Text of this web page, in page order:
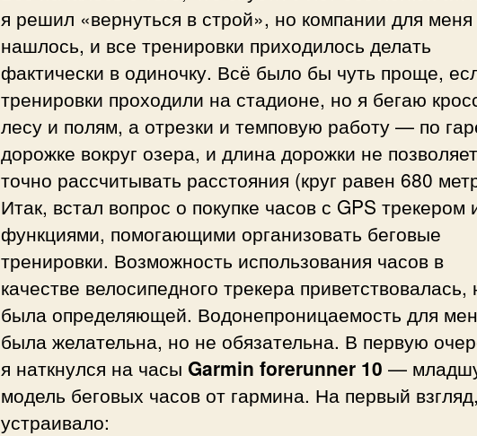
я решил «вернуться в строй», но компании для
нашлось, и все тренировки приходилось делать
фактически в одиночку. Всё было бы чуть проще,
тренировки проходили на стадионе, но я бегаю
лесу и полям, а отрезки и темповую работу — по
дорожке вокруг озера, и длина дорожки не позволяет
точно рассчитывать расстояния (круг равен 680
Итак, встал вопрос о покупке часов с GPS трекером
функциями, помогающими организовать беговые
тренировки. Возможность использования часов в
качестве велосипедного трекера приветствовалась,
была определяющей. Водонепроницаемость для
была желательна, но не обязательна. В первую
я наткнулся на часы Garmin forerunner 10 —
модель беговых часов от гармина. На первый
устраивало: